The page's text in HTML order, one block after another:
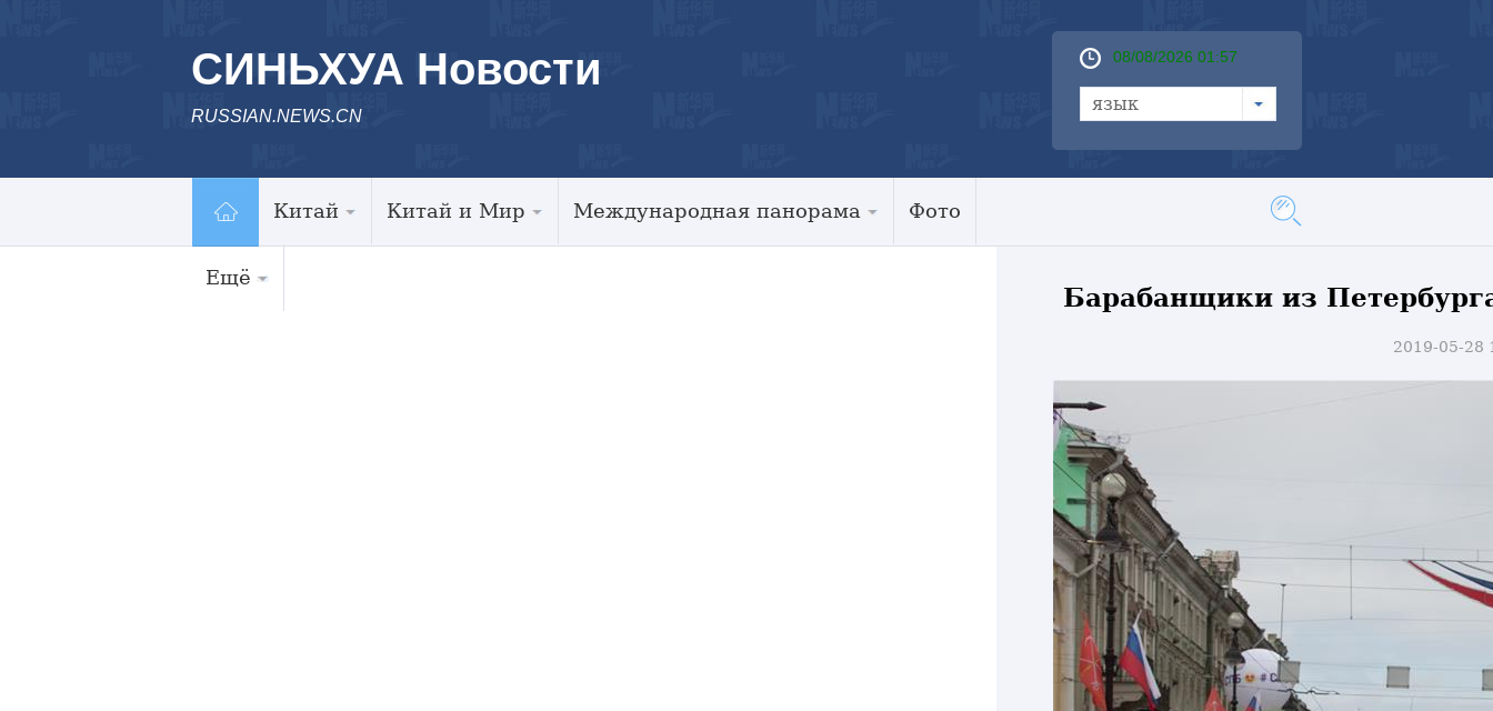
СИНЬХУА Новости
RUSSIAN.NEWS.CN
08/08/2026 01:57
язык
Китай Китай и Мир Международная панорама Фото
Ещё
Барабанщики из
2019-05-28